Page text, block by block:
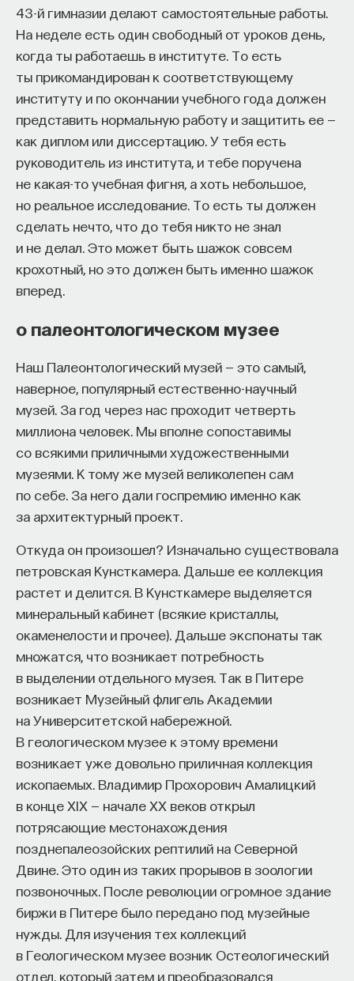
43-й гимназии делают самостоятельные работы.
На неделе есть один свободный от уроков день,
когда ты работаешь в институте. То есть
ты прикомандирован к соответствующему
институту и по окончании учебного года должен
представить нормальную работу и защитить ее —
как диплом или диссертацию. У тебя есть
руководитель из института, и тебе поручена
не какая-то учебная фигня, а хоть небольшое,
но реальное исследование. То есть ты должен
сделать нечто, что до тебя никто не знал
и не делал. Это может быть шажок совсем
крохотный, но это должен быть именно шажок
вперед.
о палеонтологическом музее
Наш Палеонтологический музей — это самый,
наверное, популярный естественно-научный
музей. За год через нас проходит четверть
миллиона человек. Мы вполне сопоставимы
со всякими приличными художественными
музеями. К тому же музей великолепен сам
по себе. За него дали госпремию именно как
за архитектурный проект.
Откуда он произошел? Изначально существовала
петровская Кунсткамера. Дальше ее коллекция
растет и делится. В Кунсткамере выделяется
минеральный кабинет (всякие кристаллы,
окаменелости и прочее). Дальше экспонаты так
множатся, что возникает потребность
в выделении отдельного музея. Так в Питере
возникает Музейный флигель Академии
на Университетской набережной.
В геологическом музее к этому времени
возникает уже довольно приличная коллекция
ископаемых. Владимир Прохорович Амалицкий
в конце XIX — начале XX веков открыл
потрясающие местонахождения
позднепалеозойских рептилий на Северной
Двине. Это один из таких прорывов в зоологии
позвоночных. После революции огромное здание
биржи в Питере было передано под музейные
нужды. Для изучения тех коллекций
в Геологическом музее возник Остеологический
отдел, который затем и преобразовался